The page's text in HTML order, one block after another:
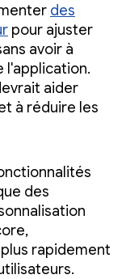
des
pour ajuster
avoir à
l'application.
aider
à réduire les
des
rapidement